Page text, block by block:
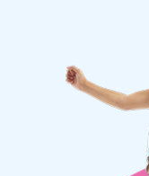
Dużą
zjeżdżalnią i
Dmuchańce ze
sprawia frajdę
przeszkody i całą
dostępne w różnych
dmuchany